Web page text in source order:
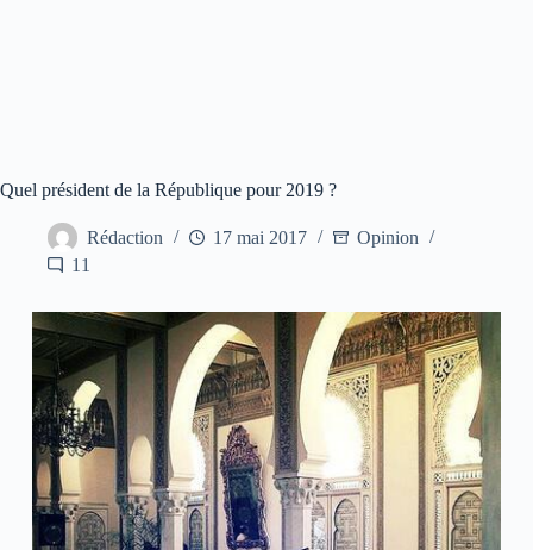
Quel président de la République pour 2019 ?
Rédaction 17 mai 2017
Opinion
11